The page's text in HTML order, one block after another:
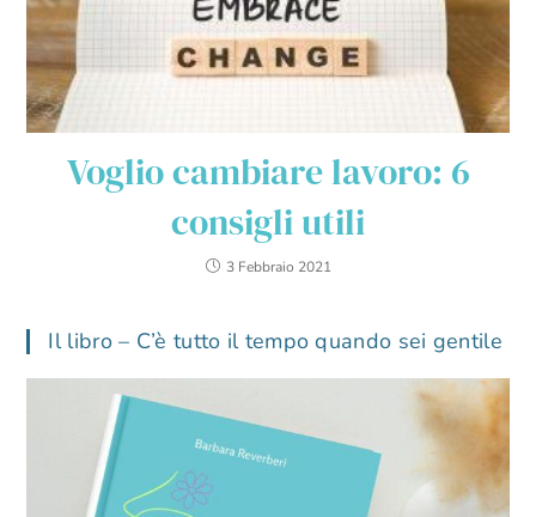
Voglio cambiare lavoro: 6
consigli utili
3 Febbraio 2021
Il libro – C’è tutto il tempo quando sei gentile